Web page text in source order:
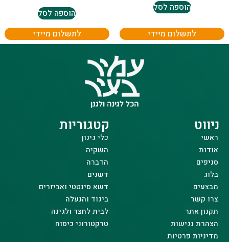
הוספה לסל
לתשלום מיידי
הוספה לסל
לתשלום מיידי
ניווט
ראשי
אודות
סניפים
בלוג
מבצעים
צרו קשר
תקנון אתר
הצהרת נגישות
מדיניות פרטיות
קטגוריות
כלי גינון
השקיה
הדברה
דשנים
דשא סינטטי ואביזרים
ביגוד והנעלה
לבית לחצר ולגינה
טרקטורוני כיסוח